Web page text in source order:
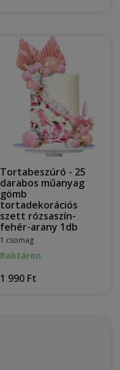
Tortabeszúró - 25
darabos műanyag
gömb
tortadekorációs
szett rózsaszín-
fehér-arany 1db
1 csomag
Raktáron
1 990 Ft